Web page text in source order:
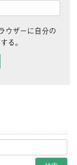
ウザーに自分の
る。